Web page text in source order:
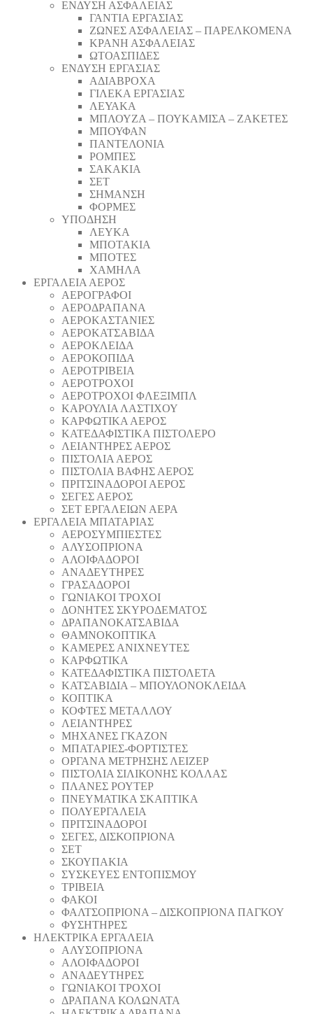
ΕΝΔΥΣΗ ΑΣΦΑΛΕΙΑΣ
ΓΑΝΤΙΑ ΕΡΓΑΣΙΑΣ
ΖΩΝΕΣ ΑΣΦΑΛΕΙΑΣ – ΠΑΡΕΛΚΟΜΕΝΑ
ΚΡΑΝΗ ΑΣΦΑΛΕΙΑΣ
ΩΤΟΑΣΠΙΔΕΣ
ΕΝΔΥΣΗ ΕΡΓΑΣΙΑΣ
ΑΔΙΑΒΡΟΧΑ
ΓΙΛΕΚΑ ΕΡΓΑΣΙΑΣ
ΛΕΥΑΚΑ
ΜΠΛΟΥΖΑ – ΠΟΥΚΑΜΙΣΑ – ΖΑΚΕΤΕΣ
ΜΠΟΥΦΑΝ
ΠΑΝΤΕΛΟΝΙΑ
ΡΟΜΠΕΣ
ΣΑΚΑΚΙΑ
ΣΕΤ
ΣΗΜΑΝΣΗ
ΦΟΡΜΕΣ
ΥΠΟΔΗΣΗ
ΛΕΥΚΑ
ΜΠΟΤΑΚΙΑ
ΜΠΟΤΕΣ
ΧΑΜΗΛΑ
ΕΡΓΑΛΕΙΑ ΑΕΡΟΣ
ΑΕΡΟΓΡΑΦΟΙ
ΑΕΡΟΔΡΑΠΑΝA
ΑΕΡΟΚΑΣΤΑΝΙΕΣ
ΑΕΡΟΚΑΤΣΑΒΙΔΑ
ΑΕΡΟΚΛΕΙΔΑ
ΑΕΡΟΚΟΠΙΔΑ
ΑΕΡΟΤΡΙΒΕΙΑ
ΑΕΡΟΤΡΟΧΟΙ
ΑΕΡΟΤΡΟΧΟΙ ΦΛΕΞΙΜΠΛ
ΚΑΡΟΥΛΙΑ ΛΑΣΤΙΧΟΥ
ΚΑΡΦΩΤΙΚΑ ΑΕΡΟΣ
ΚΑΤΕΔΑΦΙΣΤΙΚΑ ΠΙΣΤΟΛΕΡΟ
ΛΕΙΑΝΤΗΡΕΣ ΑΕΡΟΣ
ΠΙΣΤΟΛΙΑ ΑΕΡΟΣ
ΠΙΣΤΟΛΙΑ ΒΑΦΗΣ ΑΕΡΟΣ
ΠΡΙΤΣΙΝΑΔΟΡΟΙ ΑΕΡΟΣ
ΣΕΓΕΣ ΑΕΡΟΣ
ΣΕΤ ΕΡΓΑΛΕΙΩΝ ΑΕΡΑ
ΕΡΓΑΛΕΙΑ ΜΠΑΤΑΡΙΑΣ
AEΡΟΣΥΜΠΙΕΣΤΕΣ
AΛΥΣΟΠΡΙΟΝΑ
ΑΛΟΙΦΑΔOΡΟI
ΑΝΑΔΕΥΤΗΡΕΣ
ΓΡΑΣΑΔΟΡΟΙ
ΓΩΝΙΑΚΟΙ ΤΡΟΧΟΙ
ΔΟΝΗΤΕΣ ΣΚΥΡΟΔΕΜΑΤΟΣ
ΔΡΑΠΑΝΟΚΑΤΣΑΒΙΔΑ
ΘAΜΝΟΚΟΠΤΙΚΑ
ΚΑΜΕΡΕΣ ΑΝΙΧΝΕΥΤΕΣ
ΚΑΡΦΩΤΙΚΑ
ΚΑΤΕΔΑΦΙΣΤΙΚΑ ΠΙΣΤΟΛΕΤΑ
ΚΑΤΣΑΒΙΔΙΑ – ΜΠΟΥΛΟΝΟΚΛΕΙΔΑ
ΚΟΠΤΙΚA
ΚΟΦΤΕΣ ΜΕΤΑΛΛΟΥ
ΛΕΙΑΝΤΗΡEΣ
ΜΗΧΑΝΕΣ ΓΚΑΖΟΝ
ΜΠΑΤΑΡΙΕΣ-ΦΟΡΤΙΣΤΕΣ
ΟΡΓΑΝΑ ΜΕΤΡΗΣΗΣ ΛΕΙΖΕΡ
ΠΙΣΤΟΛΙA ΣΙΛΙΚΟΝΗΣ ΚΟΛΛΑΣ
ΠΛΑΝΕΣ ΡΟΥΤΕΡ
ΠΝΕΥΜΑΤΙΚΑ ΣΚΑΠΤΙΚΑ
ΠΟΛΥΕΡΓΑΛΕΙΑ
ΠΡΙΤΣΙΝΑΔΟΡΟΙ
ΣΕΓΕΣ, ΔΙΣΚΟΠΡΙΟΝΑ
ΣΕΤ
ΣΚΟΥΠΑΚΙΑ
ΣΥΣΚΕΥΕΣ ΕΝΤΟΠΙΣΜΟΥ
ΤΡΙΒΕΙΑ
ΦΑΚΟΙ
ΦΑΛΤΣΟΠΡΙΟΝΑ – ΔΙΣΚΟΠΡΙΟΝΑ ΠΑΓΚΟΥ
ΦΥΣΗΤΗΡΕΣ
ΗΛΕΚΤΡΙΚΑ ΕΡΓΑΛΕΙΑ
AΛΥΣΟΠΡΙΟΝΑ
ΑΛΟΙΦΑΔOΡΟI
ΑΝΑΔΕΥΤΗΡΕΣ
ΓΩΝΙΑΚΟΙ ΤΡΟΧΟΙ
ΔΡΑΠΑΝΑ ΚΟΛΩΝΑΤΑ